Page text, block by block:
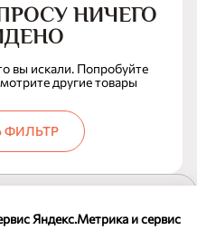
Яндекс.Метрика и сервис
НИЧЕГО
вы искали. Попробуйте
другие товары
ФИЛЬТР